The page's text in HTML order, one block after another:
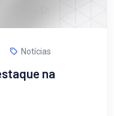
Notícias
na